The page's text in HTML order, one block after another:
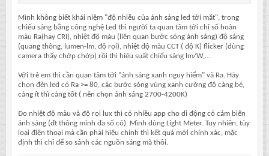
Mình không biết khái niệm "độ nhiễu của ánh sáng led tới mắt", trong
chiếu sáng bằng công nghệ Led thì người ta quan tâm tới chỉ số hoàn
màu Ra(hay CRI), nhiệt độ màu (liên quan bước sóng ánh sáng) độ sáng
(quang thông, lumen-lm, độ rọi), nhiệt độ màu CCT ( độ K) flicker (dùng
camera thấy chớp chớp) rồi thì hiệu suất chiếu sáng lm/W,...
Với trẻ em thì cần quan tâm tới "ánh sáng xanh nguy hiểm" và Ra. Hãy
chọn đèn led có Ra >= 80, các bước sóng vùng xanh cường độ càng bé,
càng ít thì càng tốt ( nên chọn ánh sáng 2700-4200K)
Đo nhiệt độ màu và độ rọi lux thì có nhiều app cho di động có cảm biến
ánh sáng (đt thông minh đa số có). Mình dùng Light Meter. Tuy nhiên, tùy
loại điện thoại mà cần phải hiệu chỉnh thì kết quả mới chính xác, mặc
định thì chỉ để so sánh các nguồn sáng mà thôi.